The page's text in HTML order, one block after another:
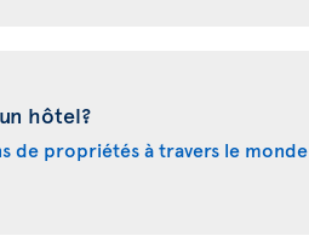
hôtel?
de propriétés à travers le monde